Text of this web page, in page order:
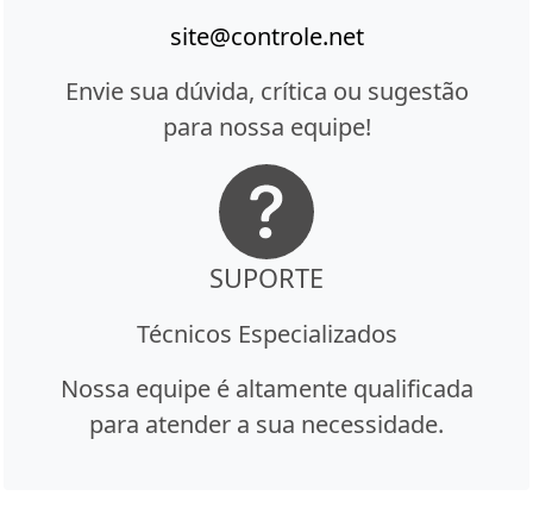
site@controle.net
Envie sua dúvida, crítica ou sugestão
para nossa equipe!
SUPORTE
Técnicos Especializados
Nossa equipe é altamente qualificada
para atender a sua necessidade.